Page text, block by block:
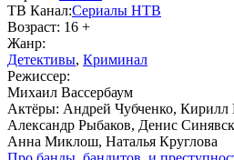
ТВ Ка­нал:Се­риа­лы НТВ
Воз­раст: 16 +
Жанр:
Де­тек­ти­вы, Кри­ми­нал
Ре­жис­сер:
Михаил Вассербаум
Ак­тё­ры: Андрей Чубченко, Кирилл
Александр Рыбаков, Денис
Анна Миклош, Наталья Круглова